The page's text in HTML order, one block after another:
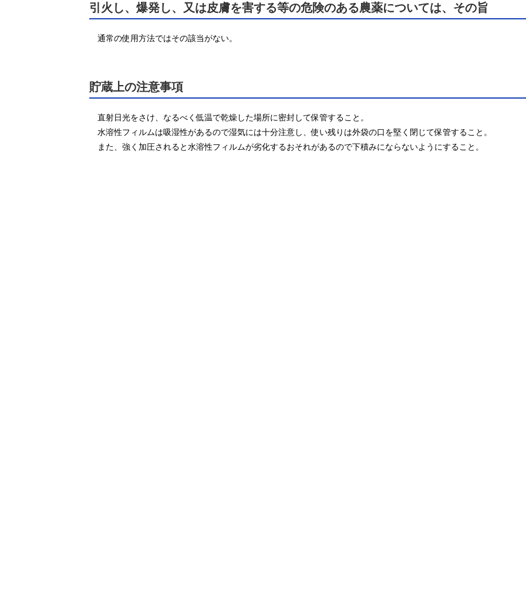
引火し、爆発し、又は皮膚を害する等の危険のある農薬については、その旨
貯蔵上の注意事項
直射日光をさけ、なるべく低温で乾燥した場所に密封して保管すること。
水溶性フィルムは吸湿性があるので湿気には十分注意し、使い残りは外袋の口を堅く閉じて保管すること。
また、強く加圧されると水溶性フィルムが劣化するおそれがあるので下積みにならないようにすること。